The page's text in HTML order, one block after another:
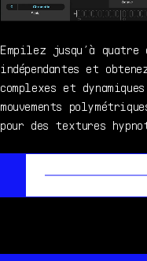
Empilez jusqu’à quatre
indépendantes et
complexes et
mouvements
pour des textures